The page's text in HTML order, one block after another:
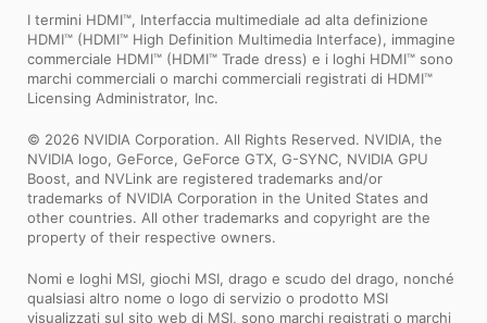
I termini HDMI™, Interfaccia multimediale ad alta definizione
HDMI™ (HDMI™ High Definition Multimedia Interface), immagine
commerciale HDMI™ (HDMI™ Trade dress) e i loghi HDMI™ sono
marchi commerciali o marchi commerciali registrati di HDMI™
Licensing Administrator, Inc.
© 2026 NVIDIA Corporation. All Rights Reserved. NVIDIA, the
NVIDIA logo, GeForce, GeForce GTX, G-SYNC, NVIDIA GPU
Boost, and NVLink are registered trademarks and/or
trademarks of NVIDIA Corporation in the United States and
other countries. All other trademarks and copyright are the
property of their respective owners.
Nomi e loghi MSI, giochi MSI, drago e scudo del drago, nonché
qualsiasi altro nome o logo di servizio o prodotto MSI
visualizzati sul sito web di MSI, sono marchi registrati o marchi